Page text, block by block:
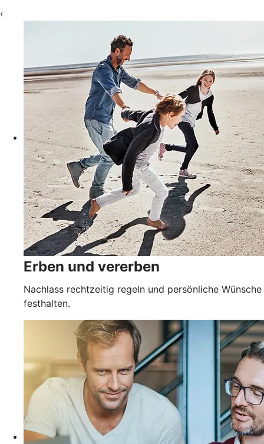
‹
Erben und vererben
Nachlass rechtzeitig regeln und persönliche Wünsche
festhalten.